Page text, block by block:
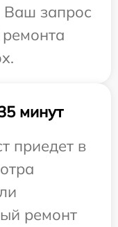
Ваш запрос
минут
приедет в
ремонт